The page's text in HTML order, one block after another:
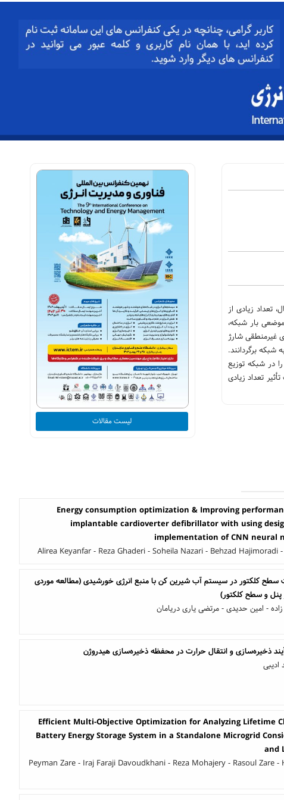
تعداد زیادی از
بار شبکه،
غیرمنطقی شارژ
برگردانند.
در شبکه توزیع
تعداد زیادی
لیست مقالات
Energy consumption optimization & Improving
implantable cardioverter defibrillator with using
implementation of CNN neural
Alirea Keyanfar - Reza Ghaderi - Soheila Nazari - Behzad Hajimoradi
کلکتور در سیستم آب شیرین کن با منبع انرژی خورشیدی (مطالعه موردی
پنل و سطح کلکتور)
زاده - امین حدیدی - مرتضی یاری دریامان
ذخیره‌سازی و انتقال حرارت در محفظه ذخیره‌سازی هیدروژن
ادیبی
Efficient Multi-Objective Optimization for Analyzing Lifetime
Battery Energy Storage System in a Standalone Microgrid
and
Peyman Zare - Iraj Faraji Davoudkhani - Reza Mohajery - Rasoul Zare -